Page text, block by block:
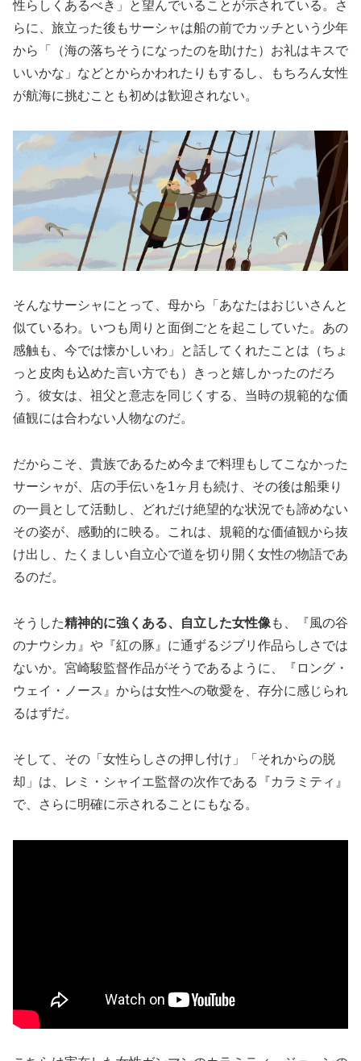
性らしくあるべき」と望んでいることが示されている。さ
らに、旅立った後もサーシャは船の前でカッチという少年
から「（海の落ちそうになったのを助けた）お礼はキスで
いいかな」などとからかわれたりもするし、もちろん女性
が航海に挑むことも初めは歓迎されない。
そんなサーシャにとって、母から「あなたはおじいさんと
似ているわ。いつも周りと面倒ごとを起こしていた。あの
感触も、今では懐かしいわ」と話してくれたことは（ちょ
っと皮肉も込めた言い方でも）きっと嬉しかったのだろ
う。彼女は、祖父と意志を同じくする、当時の規範的な価
値観には合わない人物なのだ。
だからこそ、貴族であるため今まで料理もしてこなかった
サーシャが、店の手伝いを1ヶ月も続け、その後は船乗り
の一員として活動し、どれだけ絶望的な状況でも諦めない
その姿が、感動的に映る。これは、規範的な価値観から抜
け出し、たくましい自立心で道を切り開く女性の物語であ
るのだ。
そうした精神的に強くある、自立した女性像 も、『風の谷
のナウシカ』や『紅の豚』に通ずるジブリ作品らしさでは
ないか。宮崎駿監督作品がそうであるように、『ロング・
ウェイ・ノース』からは女性への敬愛を、存分に感じられ
るはずだ。
そして、その「女性らしさの押し付け」「それからの脱
却」は、レミ・シャイエ監督の次作である『カラミティ』
で、さらに明確に示されることにもなる。